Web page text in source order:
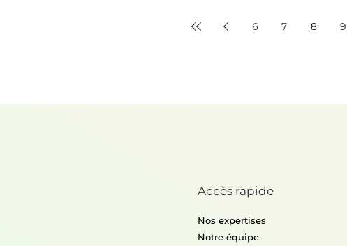
6 7 8 9
Accès rapide
Nos expertises
Notre équipe